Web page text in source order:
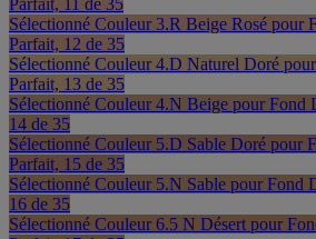
Sélectionné Couleur 3.R Beige Rosé pour
Parfait, 12 de 35
Sélectionné Couleur 4.D Naturel Doré
Parfait, 13 de 35
Sélectionné Couleur 4.N Beige pour Fond
14 de 35
Sélectionné Couleur 5.D Sable Doré pour
Parfait, 15 de 35
Sélectionné Couleur 5.N Sable pour Fond
16 de 35
Sélectionné Couleur 6.5 N Désert pour